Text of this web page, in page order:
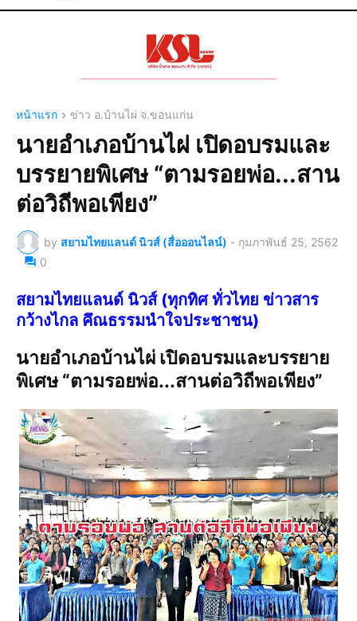
หน้าแรก ข่าว อ.บ้านไผ่ จ.ขอนแก่น
นายอำเภอบ้านไผ่ เปิดอบรมและ
บรรยายพิเศษ “ตามรอยพ่อ...สาน
ต่อวิถีพอเพียง”
by สยามไทยแลนด์ นิวส์ (สื่อออนไลน์) - กุมภาพันธ์ 25, 2562
0
สยามไทยแลนด์ นิวส์ (ทุกทิศ ทั่วไทย ข่าวสาร
กว้างไกล คึณธรรมนำใจประชาชน)
นายอำเภอบ้านไผ่ เปิดอบรมและบรรยาย
พิเศษ “ตามรอยพ่อ...สานต่อวิถีพอเพียง”